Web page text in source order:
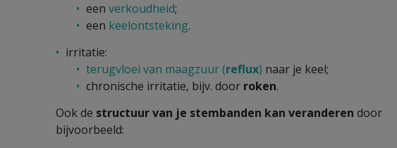
een verkoudheid;
een keelontsteking.
irritatie:
terugvloei van maagzuur (reflux) naar je keel;
chronische irritatie, bijv. door roken.
Ook de structuur van je stembanden kan veranderen door
bijvoorbeeld: